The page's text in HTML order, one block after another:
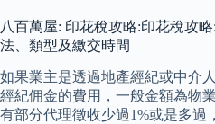
八百萬屋: 印花稅攻略:印花稅攻
法、類型及繳交時間
如果業主是透過地產經紀或中介
經紀佣金的費用，一般金額為物
有部分代理徵收少過1%或是多過